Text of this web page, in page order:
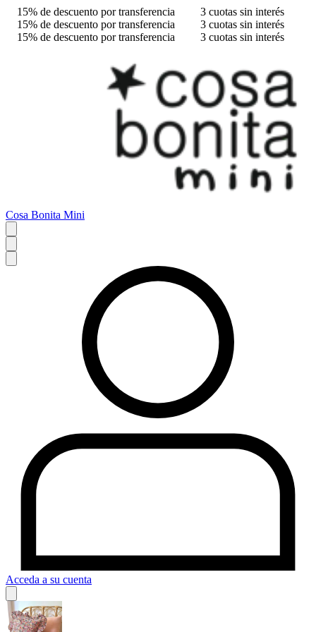
15% de descuento por transferencia
3 cuotas sin interés
15% de descuento por transferencia
3 cuotas sin interés
15% de descuento por transferencia
3 cuotas sin interés
Cosa Bonita Mini
Acceda a su cuenta